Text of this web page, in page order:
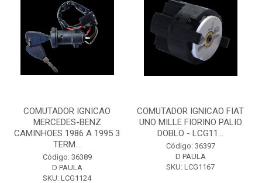
COMUTADOR IGNICAO
MERCEDES-BENZ
CAMINHOES 1986 A 1995 3
TERM...
Código: 36389
D PAULA
SKU: LCG1124
COMUTADOR IGNICAO FIAT
UNO MILLE FIORINO PALIO
DOBLO - LCG11...
Código: 36397
D PAULA
SKU: LCG1167